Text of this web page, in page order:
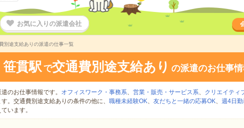
お気に入りの派遣会社
別途支給ありの派遣の仕事一覧
笹貫駅 で交通費別途支給あり の派遣のお仕事
のお仕事情報です。 オフィスワーク・事務系、 営業・販売・サービス系、 クリエイティ
。交通費別途支給ありの条件の他に、 職種未経験OK、 友だちと一緒の応募OK、 週4日勤
います。